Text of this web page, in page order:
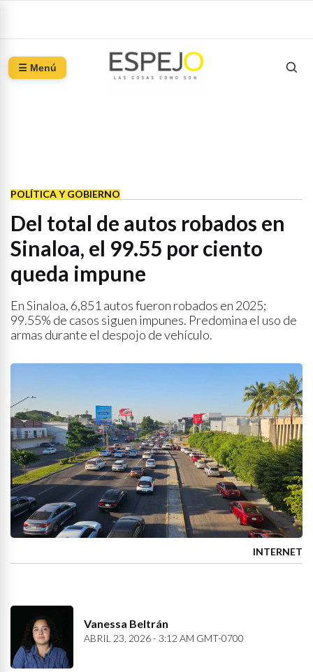
☰ Menú
POLÍTICA Y GOBIERNO
Del total de autos robados en
Sinaloa, el 99.55 por ciento
queda impune
En Sinaloa, 6,851 autos fueron robados en 2025;
99.55% de casos siguen impunes. Predomina el uso de
armas durante el despojo de vehículo.
INTERNET
Vanessa Beltrán
ABRIL 23, 2026 - 3:12 AM GMT-0700